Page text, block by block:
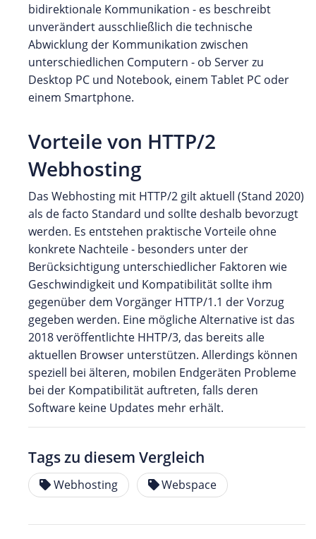
bidirektionale Kommunikation - es beschreibt
unverändert ausschließlich die technische
Abwicklung der Kommunikation zwischen
unterschiedlichen Computern - ob Server zu
Desktop PC und Notebook, einem Tablet PC oder
einem Smartphone.
Vorteile von HTTP/2
Webhosting
Das Webhosting mit HTTP/2 gilt aktuell (Stand 2020)
als de facto Standard und sollte deshalb bevorzugt
werden. Es entstehen praktische Vorteile ohne
konkrete Nachteile - besonders unter der
Berücksichtigung unterschiedlicher Faktoren wie
Geschwindigkeit und Kompatibilität sollte ihm
gegenüber dem Vorgänger HTTP/1.1 der Vorzug
gegeben werden. Eine mögliche Alternative ist das
2018 veröffentlichte HHTP/3, das bereits alle
aktuellen Browser unterstützen. Allerdings können
speziell bei älteren, mobilen Endgeräten Probleme
bei der Kompatibilität auftreten, falls deren
Software keine Updates mehr erhält.
Tags zu diesem Vergleich
Webhosting Webspace